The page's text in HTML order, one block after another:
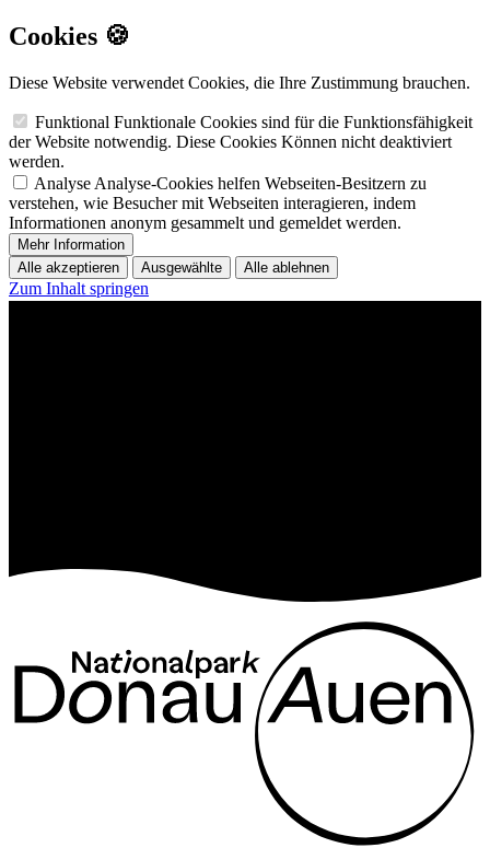
Cookies 🍪
Diese Website verwendet Cookies, die Ihre Zustimmung brauchen.
Funktional Funktionale Cookies sind für die Funktionsfähigkeit
der Website notwendig. Diese Cookies Können nicht deaktiviert
werden.
Analyse Analyse-Cookies helfen Webseiten-Besitzern zu
verstehen, wie Besucher mit Webseiten interagieren, indem
Informationen anonym gesammelt und gemeldet werden.
Mehr Information
Alle akzeptieren
Ausgewählte Alle ablehnen
Zum Inhalt springen